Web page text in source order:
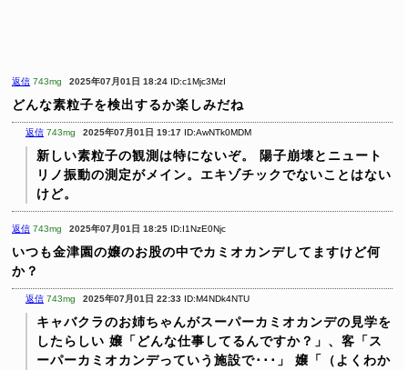
返信 743mg 2025年07月01日 18:24 ID:c1Mjc3MzI
どんな素粒子を検出するか楽しみだね
返信 743mg 2025年07月01日 19:17 ID:AwNTk0MDM
新しい素粒子の観測は特にないぞ。
陽子崩壊とニュート
リノ振動の測定がメイン。エキゾチックでないことはない
けど。
返信 743mg 2025年07月01日 18:25 ID:I1NzE0Njc
いつも金津園の嬢のお股の中でカミオカンデしてますけど何
か？
返信 743mg 2025年07月01日 22:33 ID:M4NDk4NTU
キャバクラのお姉ちゃんがスーパーカミオカンデの見学を
したらしい 嬢「どんな仕事してるんですか？」、客「ス
ーパーカミオカンデっていう施設で･･･」
嬢「（よくわか